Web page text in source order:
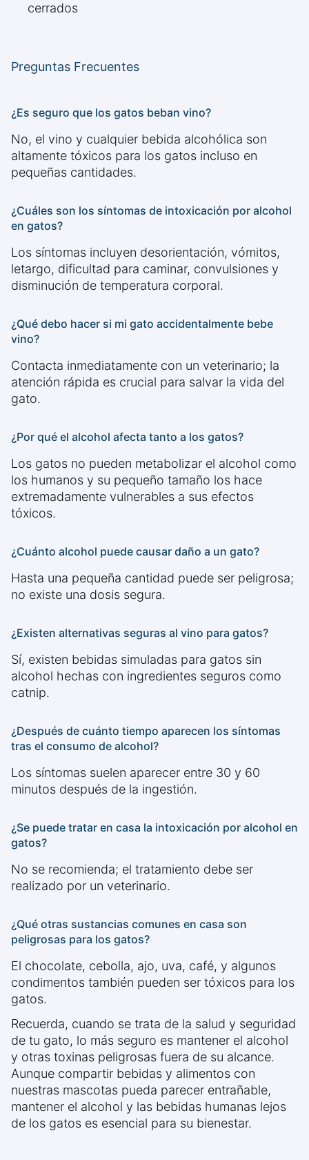
cerrados
Preguntas Frecuentes
¿Es seguro que los gatos beban vino?
No, el vino y cualquier bebida alcohólica son
altamente tóxicos para los gatos incluso en
pequeñas cantidades.
¿Cuáles son los síntomas de intoxicación por alcohol
en gatos?
Los síntomas incluyen desorientación, vómitos,
letargo, dificultad para caminar, convulsiones y
disminución de temperatura corporal.
¿Qué debo hacer si mi gato accidentalmente bebe
vino?
Contacta inmediatamente con un veterinario; la
atención rápida es crucial para salvar la vida del
gato.
¿Por qué el alcohol afecta tanto a los gatos?
Los gatos no pueden metabolizar el alcohol como
los humanos y su pequeño tamaño los hace
extremadamente vulnerables a sus efectos
tóxicos.
¿Cuánto alcohol puede causar daño a un gato?
Hasta una pequeña cantidad puede ser peligrosa;
no existe una dosis segura.
¿Existen alternativas seguras al vino para gatos?
Sí, existen bebidas simuladas para gatos sin
alcohol hechas con ingredientes seguros como
catnip.
¿Después de cuánto tiempo aparecen los síntomas
tras el consumo de alcohol?
Los síntomas suelen aparecer entre 30 y 60
minutos después de la ingestión.
¿Se puede tratar en casa la intoxicación por alcohol en
gatos?
No se recomienda; el tratamiento debe ser
realizado por un veterinario.
¿Qué otras sustancias comunes en casa son
peligrosas para los gatos?
El chocolate, cebolla, ajo, uva, café, y algunos
condimentos también pueden ser tóxicos para los
gatos.
Recuerda, cuando se trata de la salud y seguridad
de tu gato, lo más seguro es mantener el alcohol
y otras toxinas peligrosas fuera de su alcance.
Aunque compartir bebidas y alimentos con
nuestras mascotas pueda parecer entrañable,
mantener el alcohol y las bebidas humanas lejos
de los gatos es esencial para su bienestar.